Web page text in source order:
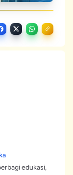
edukasi,